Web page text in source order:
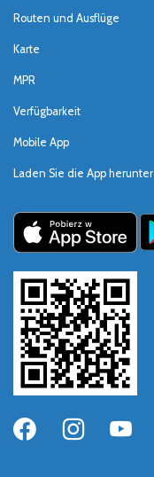
Routen und Ausflüge
Karte
MPR
Verfügbarkeit
Mobile App
Laden Sie die App herunter